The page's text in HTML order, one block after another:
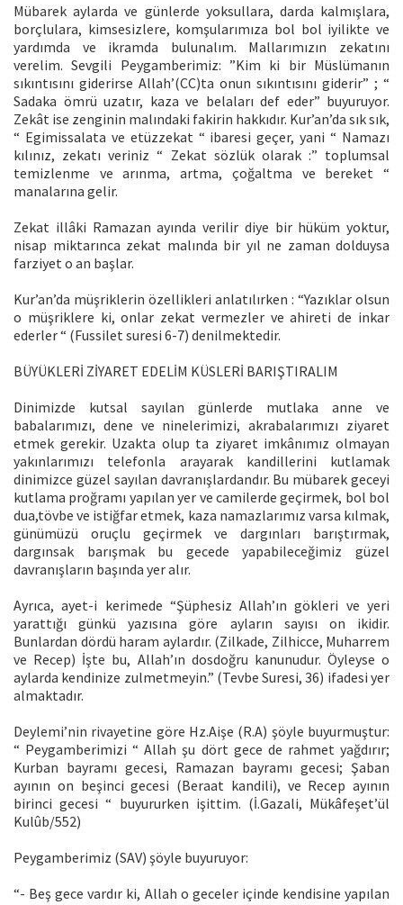
Mübarek aylarda ve günlerde yoksullara, darda kalmışlara,
borçlulara, kimsesizlere, komşularımıza bol bol iyilikte ve
yardımda ve ikramda bulunalım. Mallarımızın zekatını
verelim. Sevgili Peygamberimiz: ”Kim ki bir Müslümanın
sıkıntısını giderirse Allah’(CC)ta onun sıkıntısını giderir” ; “
Sadaka ömrü uzatır, kaza ve belaları def eder” buyuruyor.
Zekât ise zenginin malındaki fakirin hakkıdır. Kur’an’da sık sık,
“ Egimissalata ve etüzzekat “ ibaresi geçer, yani “ Namazı
kılınız, zekatı veriniz “ Zekat sözlük olarak :” toplumsal
temizlenme ve arınma, artma, çoğaltma ve bereket “
manalarına gelir.
Zekat illâki Ramazan ayında verilir diye bir hüküm yoktur,
nisap miktarınca zekat malında bir yıl ne zaman dolduysa
farziyet o an başlar.
Kur’an’da müşriklerin özellikleri anlatılırken : “Yazıklar olsun
o müşriklere ki, onlar zekat vermezler ve ahireti de inkar
ederler “ (Fussilet suresi 6-7) denilmektedir.
BÜYÜKLERİ ZİYARET EDELİM KÜSLERİ BARIŞTIRALIM
Dinimizde kutsal sayılan günlerde mutlaka anne ve
babalarımızı, dene ve ninelerimizi, akrabalarımızı ziyaret
etmek gerekir. Uzakta olup ta ziyaret imkânımız olmayan
yakınlarımızı telefonla arayarak kandillerini kutlamak
dinimizce güzel sayılan davranışlardandır. Bu mübarek geceyi
kutlama proğramı yapılan yer ve camilerde geçirmek, bol bol
dua,tövbe ve istiğfar etmek, kaza namazlarımız varsa kılmak,
günümüzü oruçlu geçirmek ve dargınları barıştırmak,
dargınsak barışmak bu gecede yapabileceğimiz güzel
davranışların başında yer alır.
Ayrıca, ayet-i kerimede “Şüphesiz Allah’ın gökleri ve yeri
yarattığı günkü yazısına göre ayların sayısı on ikidir.
Bunlardan dördü haram aylardır. (Zilkade, Zilhicce, Muharrem
ve Recep) İşte bu, Allah’ın dosdoğru kanunudur. Öyleyse o
aylarda kendinize zulmetmeyin.” (Tevbe Suresi, 36) ifadesi yer
almaktadır.
Deylemi’nin rivayetine göre Hz.Aişe (R.A) şöyle buyurmuştur:
“ Peygamberimizi “ Allah şu dört gece de rahmet yağdırır;
Kurban bayramı gecesi, Ramazan bayramı gecesi; Şaban
ayının on beşinci gecesi (Beraat kandili), ve Recep ayının
birinci gecesi “ buyururken işittim. (İ.Gazali, Mükâfeşet’ül
Kulûb/552)
Peygamberimiz (SAV) şöyle buyuruyor:
“- Beş gece vardır ki, Allah o geceler içinde kendisine yapılan